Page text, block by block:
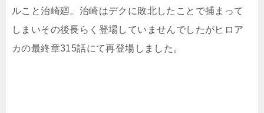
ルこと治崎廻。治崎はデクに敗北したことで捕まって
しまいその後長らく登場していませんでしたがヒロア
カの最終章315話にて再登場しました。